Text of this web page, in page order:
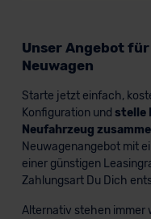
Unser Angebot für
Neuwagen
Starte jetzt einfach,
Konfiguration und stelle
Neufahrzeug
Neuwagenangebot mit
einer günstigen
Zahlungsart Du Dich
Alternativ stehen immer